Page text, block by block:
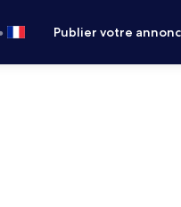
Publier votre